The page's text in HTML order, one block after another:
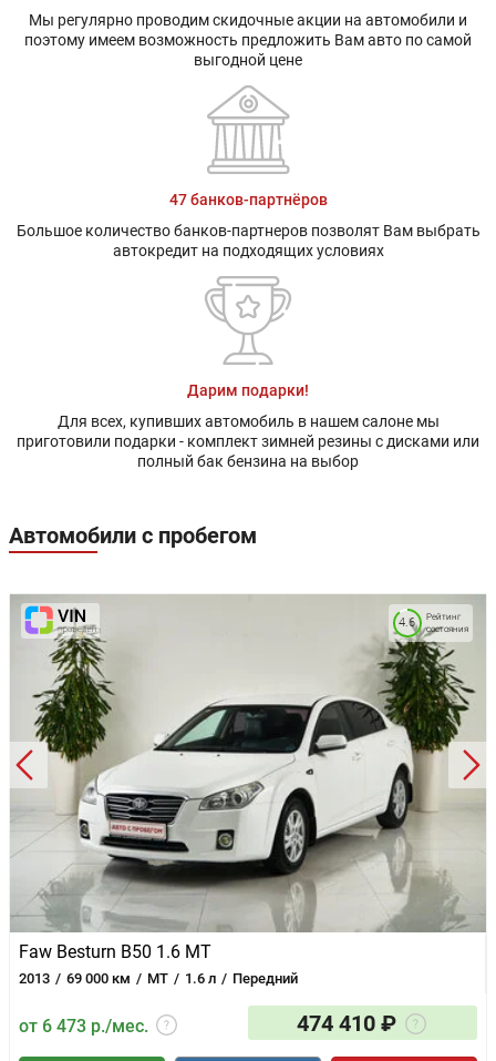
Мы регулярно проводим скидочные акции на автомобили и
поэтому имеем возможность предложить Вам авто по самой
выгодной цене
47 банков-партнёров
Большое количество банков-партнеров позволят Вам выбрать
автокредит на подходящих условиях
Дарим подарки!
Для всех, купивших автомобиль в нашем салоне мы
приготовили подарки - комплект зимней резины с дисками или
полный бак бензина на выбор
Автомобили с пробегом
Faw Besturn B50 1.6 MT
2013 69 000 км MT 1.6 л Передний
Рейтинг
состояния
4.6
от 6 473 р./мес. 474 410 ₽